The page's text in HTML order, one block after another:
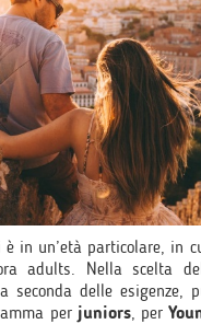
in un’età particolare, in
adults. Nella scelta
seconda delle esigenze,
perjuniors, per